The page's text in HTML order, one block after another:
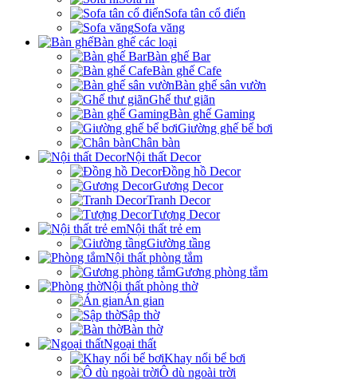
Sofa tân cổ điển
Sofa văng
Bàn ghế các loại
Bàn ghế Bar
Bàn ghế Cafe
Bàn ghế sân vườn
Ghế thư giãn
Bàn ghế Gaming
Giường ghế bể bơi
Chân bàn
Nội thất Decor
Đồng hồ Decor
Gương Decor
Tranh Decor
Tượng Decor
Nội thất trẻ em
Giường tầng
Nội thất phòng tắm
Gương phòng tắm
Nội thất phòng thờ
Án gian
Sập thờ
Bàn thờ
Ngoại thất
Khay nổi bể bơi
Ô dù ngoài trời